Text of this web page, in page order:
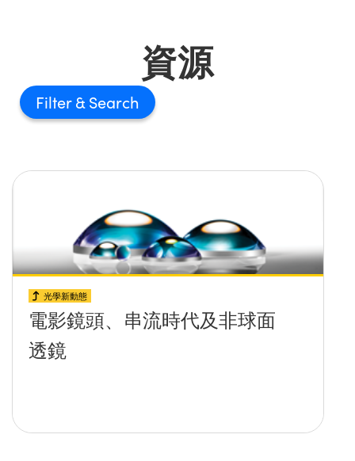
資源
Filter
光學新動態
電影鏡頭、串流時代及非球面
透鏡